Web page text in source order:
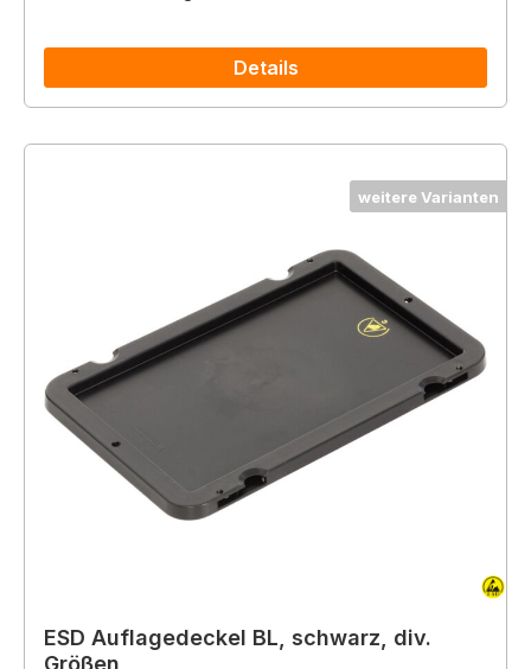
Details
weitere Varianten
ESD Auflagedeckel BL, schwarz, div.
Größen